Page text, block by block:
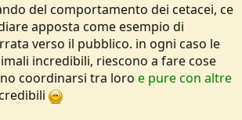
del comportamento dei cetacei, ce
apposta come esempio di
verso il pubblico. in ogni caso le
incredibili, riescono a fare cose
coordinarsi tra loro e pure con altre